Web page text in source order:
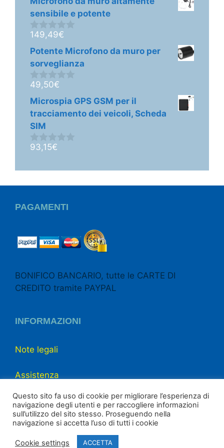
u
5
sensibile e potente
0
u
5
149,49€
Potente Microfono da muro per
sorveglianza
0
u
5
49,50€
Microspia GPS GSM per il
tracciamento dei veicoli, Scheda
SIM
0
93,15€
PAGAMENTI
BONIFICO BANCARIO, tutte le CARTE DI
CREDITO tramite PAYPAL
INFORMAZIONI
Note legali
Assistenza
Chi siamo
Contattaci
Questo sito fa uso di cookie per migliorare l’esperienza di
navigazione degli utenti e per raccogliere informazioni
sull’utilizzo del sito stesso. Proseguendo nella
navigazione si accetta l’uso di tutti i cookie
Cookie settings ACCETTA